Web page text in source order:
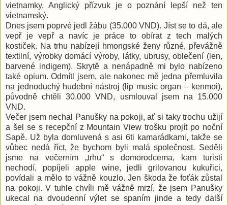
vietnamky. Anglický přízvuk je o poznání lepší než ten
vietnamský.
Dnes jsem poprvé jedl žábu (35.000 VND). Jíst se to dá, ale
vepř je vepř a navíc je práce to obírat z tech malých
kostiček. Na trhu nabízejí hmongské ženy různé, převážně
textilní, výrobky domácí výroby, látky, ubrusy, oblečení (len,
barvené indigem). Skrytě a nenápadně mi bylo nabízeno
také opium. Odmítl jsem, ale nakonec mě jedna přemluvila
na jednoduchý hudební nástroj (lip music organ – kenmoi),
původně chtěli 30.000 VND, usmlouval jsem na 15.000
VND.
Večer jsem nechal Panušky na pokoji, ať si taky trochu užijí
a šel se s recepční z Mountain View trošku projít po noční
Sapě. Už byla domluvená s asi 6ti kamarádkami, takže se
vůbec nedá říct, že bychom byli malá společnost. Seděli
jsme na večerním „trhu“ s domorodcema, kam turisti
nechodí, popíjeli apple wine, jedli grilovanou kukuřici,
povídali a mělo to vážně kouzlo. Jen škoda že foťák zůstal
na pokoji. V tuhle chvíli mě vážně mrzí, že jsem Panušky
ukecal na dvoudenní výlet se spaním jinde a tedy další